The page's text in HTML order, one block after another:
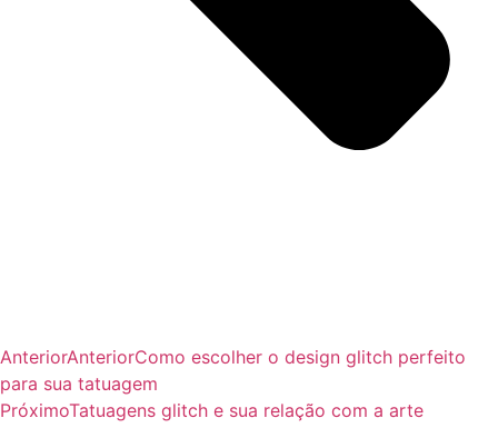
AnteriorAnteriorComo escolher o design glitch perfeito
para sua tatuagem
PróximoTatuagens glitch e sua relação com a arte